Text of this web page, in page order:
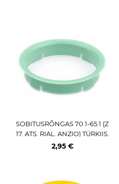
SOBITUSRÕNGAS 70.1-65.1 (Z
17. ATS. RIAL. ANZIO) TÜRKIIS.
1TK
2,95 €